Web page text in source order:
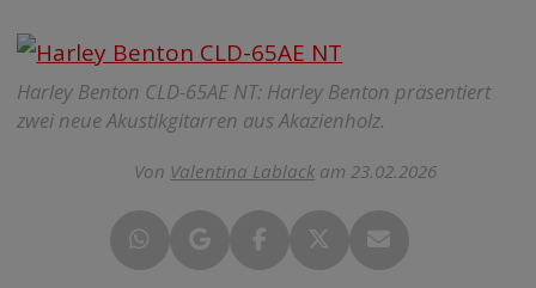
Harley Benton CLD-65AE NT: Harley Benton präsentiert
zwei neue Akustikgitarren aus Akazienholz.
Von Valentina Lablack am 23.02.2026